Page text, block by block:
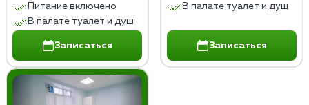
Питание включено
В палате туалет и душ
Записаться
В палате туалет и душ
Записаться